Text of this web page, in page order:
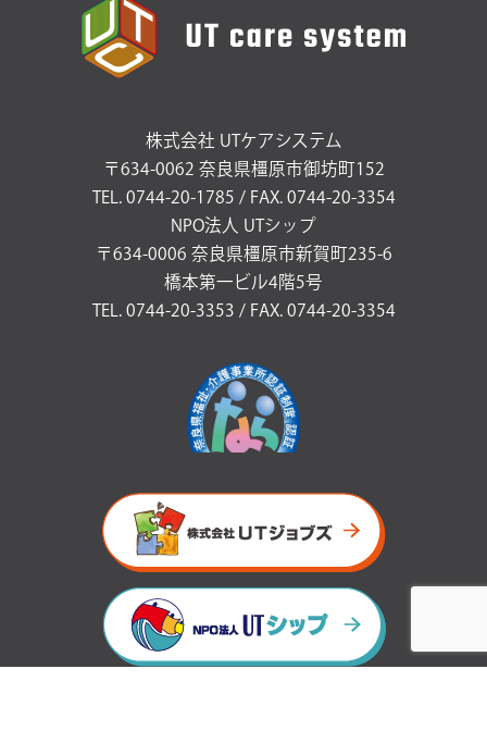
株式会社 UTケアシステム
〒634-0062 奈良県橿原市御坊町152
TEL. 0744-20-1785 / FAX. 0744-20-3354
NPO法人 UTシップ
〒634-0006 奈良県橿原市新賀町235-6
橋本第一ビル4階5号
TEL. 0744-20-3353 / FAX. 0744-20-3354